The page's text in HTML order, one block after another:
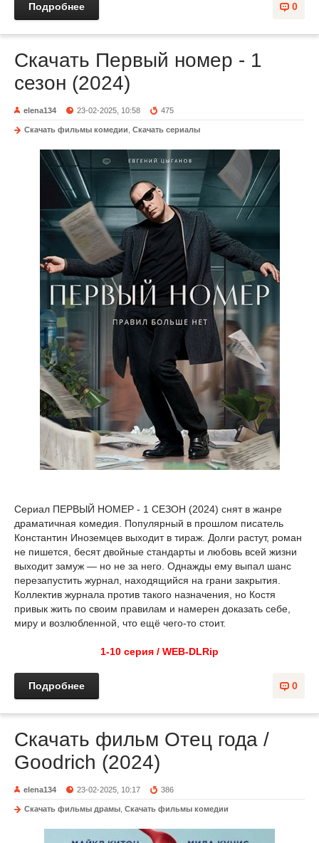
0
Подробнее
Скачать Первый номер - 1
сезон (2024)
elena134 23-02-2025, 10:58 475
Скачать фильмы комедии Скачать сериалы
Сериал ПЕРВЫЙ НОМЕР - 1 СЕЗОН (2024) снят в жанре
драматичная комедия. Популярный в прошлом писатель
Константин Иноземцев выходит в тираж. Долги растут, роман
не пишется, бесят двойные стандарты и любовь всей жизни
выходит замуж — но не за него. Однажды ему выпал шанс
перезапустить журнал, находящийся на грани закрытия.
Коллектив журнала против такого назначения, но Костя
привык жить по своим правилам и намерен доказать себе,
миру и возлюбленной, что ещё чего-то стоит.
1-10 серия / WEB-DLRip
0
Подробнее
Скачать фильм Отец года /
Goodrich (2024)
elena134 23-02-2025, 10:17 386
Скачать фильмы драмы Скачать фильмы комедии